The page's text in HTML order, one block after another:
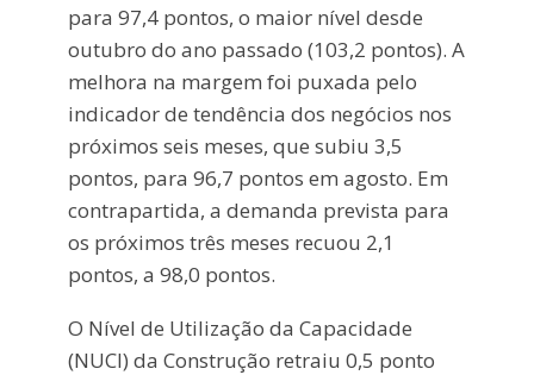
para 97,4 pontos, o maior nível desde
outubro do ano passado (103,2 pontos). A
melhora na margem foi puxada pelo
indicador de tendência dos negócios nos
próximos seis meses, que subiu 3,5
pontos, para 96,7 pontos em agosto. Em
contrapartida, a demanda prevista para
os próximos três meses recuou 2,1
pontos, a 98,0 pontos.
O Nível de Utilização da Capacidade
(NUCI) da Construção retraiu 0,5 ponto